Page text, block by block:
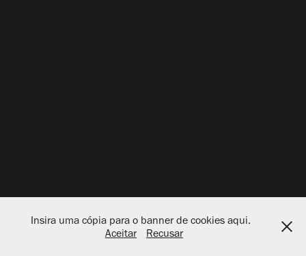
Insira uma cópia para o banner de cookies aqui.
Aceitar
Recusar